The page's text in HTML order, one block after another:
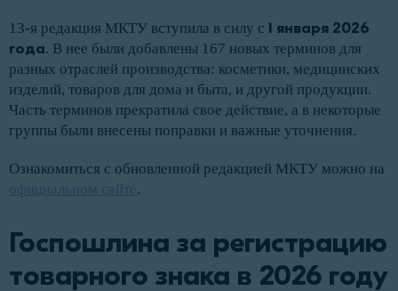
13-я редакция МКТУ вступила в силу с 1 января 2026
года. В нее были добавлены 167 новых терминов для
разных отраслей производства: косметики, медицинских
изделий, товаров для дома и быта, и другой продукции.
Часть терминов прекратила свое действие, а в некоторые
группы были внесены поправки и важные уточнения.
Ознакомиться с обновленной редакцией МКТУ можно на
официальном сайте.
Госпошлина за регистрацию
товарного знака в 2026 году